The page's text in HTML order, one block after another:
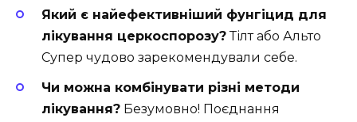
Який є найефективніший фунгіцид для
лікування церкоспорозу?Тілт або Альто
Супер чудово зарекомендували себе.
Чи можна комбінувати різні методи
лікування? Безумовно! Поєднання